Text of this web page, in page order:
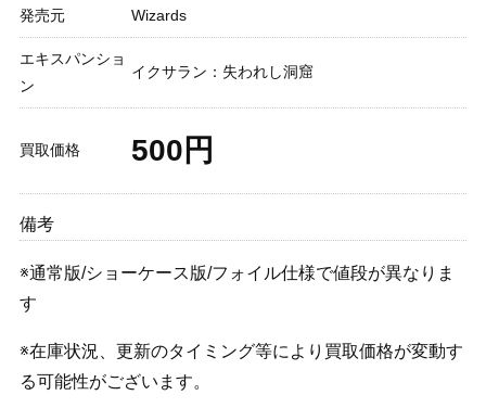
発売元 Wizards
エキスパンショ
ン
イクサラン：失われし洞窟
買取価格 500円
備考
※通常版/ショーケース版/フォイル仕様で値段が異なりま
す
※在庫状況、更新のタイミング等により買取価格が変動す
る可能性がございます。